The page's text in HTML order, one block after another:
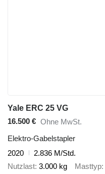
Yale ERC 25 VG
16.500 € Ohne MwSt.
Elektro-Gabelstapler
2020
2.836 M/Std.
Nutzlast 3.000 kg Masttyp